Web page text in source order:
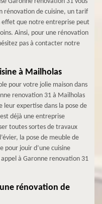
rénovation de cuisine, un tarif
effet que notre entreprise peut
Ainsi, pour une rénovation
pas à contacter notre
à Mailholas
pour votre jolie maison dans
renovation 31 à Mailholas
leur expertise dans la pose de
déjà une entreprise
toutes sortes de travaux
la pose de meuble de
pour jouir d’une cuisine
à Garonne renovation 31
rénovation de